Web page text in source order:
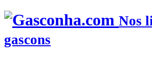
Nos
gascons